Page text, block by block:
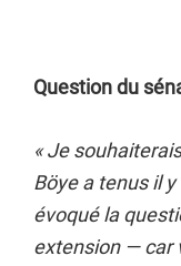
Question du
« Je
Böye a tenus il
évoqué la
extension — car